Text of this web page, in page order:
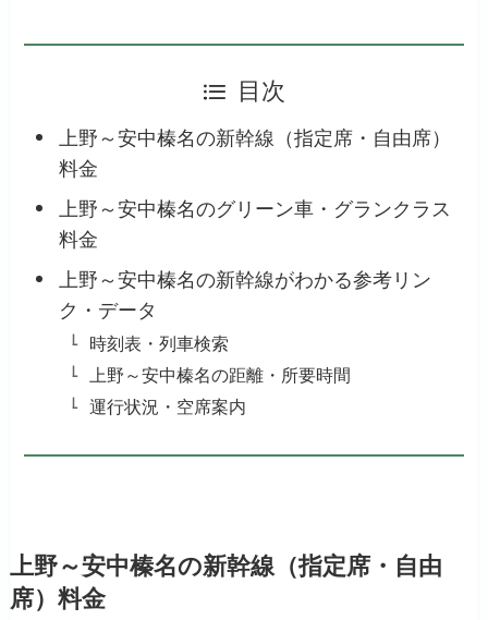
目次
上野～安中榛名の新幹線（指定席・自由席）
料金
上野～安中榛名のグリーン車・グランクラス
料金
上野～安中榛名の新幹線がわかる参考リン
ク・データ
時刻表・列車検索
上野～安中榛名の距離・所要時間
運行状況・空席案内
上野～安中榛名の新幹線（指定席・自由
席）料金